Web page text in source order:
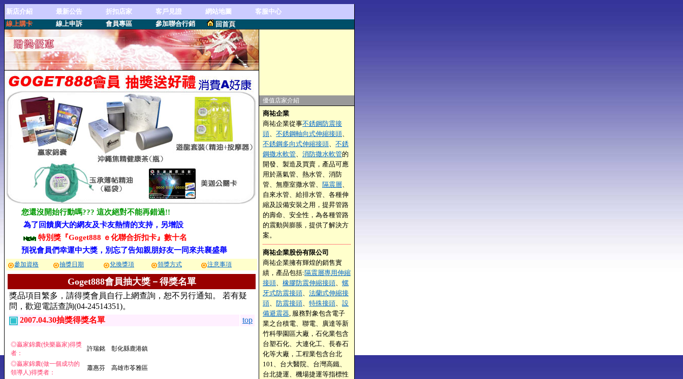
新店介紹 最新公告 折扣店家 客戶見證 網站地圖
客服中心
線上購卡
線上申訴 會員專區 參加聯合行銷 回首頁
您還沒開始行動嗎??? 這次絕對不能再錯過!!
為了回饋廣大的網友及卡友熱情的支持，另增設
特別獎『Goget888 ｅ化聯合折扣卡』數十名
預祝會員們幸運中大獎，別忘了告知親朋好友一同來共襄盛舉
參加資格 抽獎日期 兌換獎項 領獎方式 注意事項
Goget888會員抽大獎－得獎名單
獎品項目繁多，請得獎會員自行上網查詢，恕不另行通知。 若有疑
問，歡迎電話查詢(04-24514351)。
2007.04.30抽獎得獎名單
top
◎贏家錦囊(快樂贏家)得獎
者：
許瑞銘 彰化縣鹿港鎮
◎贏家錦囊(做一個成功的
領導人)得獎者：
蕭惠芬 高雄市苓雅區
優值店家介紹
商祐企業
商祐企業從事不銹鋼防震接
頭、 不銹鋼軸向式伸縮接頭、
不銹鋼多向式伸縮接頭、 不銹
鋼撒水軟管、 消防撒水軟管的
開發、製造及買賣，產品可應
用於蒸氣管、熱水管、消防
管、無塵室撒水管、 隔震層、
自來水管、給排水管、各種伸
縮及設備安裝之用，提昇管路
的壽命、安全性，為各種管路
的震動與膨脹，提供了解決方
案。
商祐企業股份有限公司
商祐企業擁有輝煌的銷售實
績，產品包括:隔震層專用伸縮
接頭、 橡膠防震伸縮接頭、 螺
牙式防震接頭、 法蘭式伸縮接
頭、 防震接頭、 特殊接頭、 設
備避震器, 服務對象包含電子
業之台積電、聯電、廣達等新
竹科學園區大廠，石化業包含
台塑石化、大連化工、長春石
化等大廠，工程業包含台北
101、台大醫院、台灣高鐵、
台北捷運、機場捷運等指標性